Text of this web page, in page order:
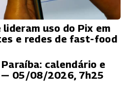
uso do Pix em
e redes de fast-food
calendário e
— 05/08/2026, 7h25